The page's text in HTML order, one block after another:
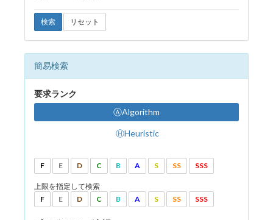
検索 リセット
簡易検索
要求ランク
ⒶAlgorithm
ⒽHeuristic
F E D C B A S SS SSS
上限を指定して検索
F
E D C B A S SS SSS